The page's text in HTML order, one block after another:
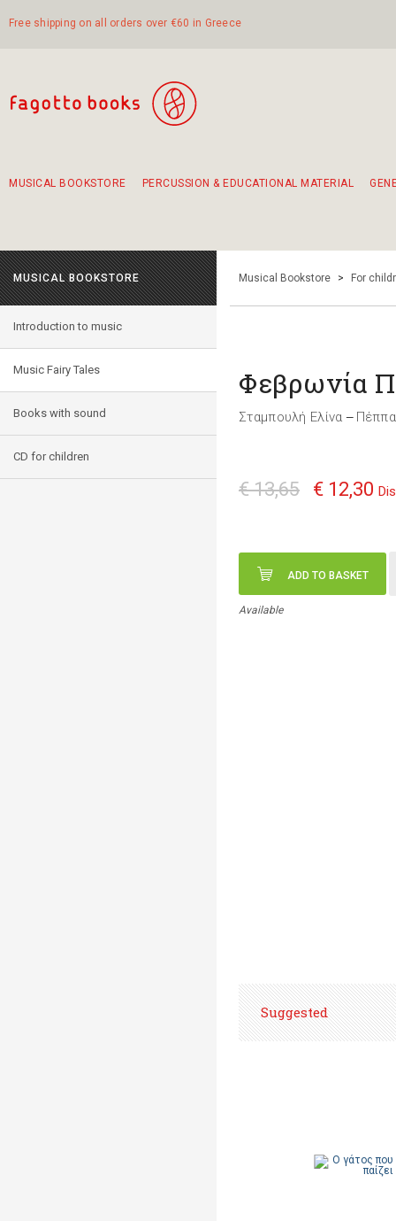
Free shipping on all orders over €60 in Greece
MUSICAL BOOKSTORE PERCUSSION & EDUCATIONAL MATERIAL
MUSICAL BOOKSTORE
Introduction to music
Music Fairy Tales
Books with sound
CD for children
Musical Bookstore > For
Φεβρωνία
Σταμπουλή Ελίνα —
€ 13,65 € 12,30
ADD TO BASKET
Available
Suggested